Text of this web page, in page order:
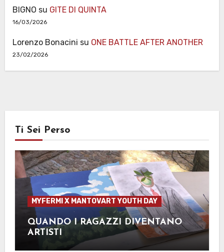
BIGNO su GITE DI QUINTA
16/03/2026
Lorenzo Bonacini su ONE BATTLE AFTER ANOTHER
23/02/2026
Ti Sei Perso
MYFERMI X MANTOVART YOUTH DAY
QUANDO I RAGAZZI DIVENTANO
ARTISTI